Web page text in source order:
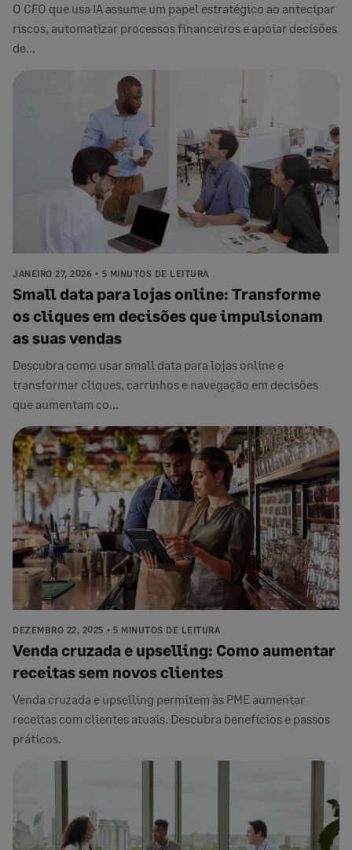
O CFO que usa IA assume um papel estratégico ao antecipar
riscos, automatizar processos financeiros e apoiar decisões
de...
JANEIRO 27, 2026 5 MINUTOS DE LEITURA
Small data para lojas online: Transforme
os cliques em decisões que impulsionam
as suas vendas
Descubra como usar small data para lojas online e
transformar cliques, carrinhos e navegação em decisões
que aumentam co...
DEZEMBRO 22, 2025 5 MINUTOS DE LEITURA
Venda cruzada e upselling: Como aumentar
receitas sem novos clientes
Venda cruzada e upselling permitem às PME aumentar
receitas com clientes atuais. Descubra benefícios e passos
práticos.